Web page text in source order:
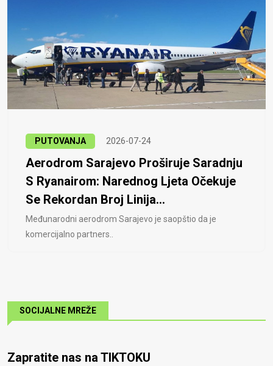
PUTOVANJA 2026-07-24
Aerodrom Sarajevo Proširuje Saradnju
S Ryanairom: Narednog Ljeta Očekuje
Se Rekordan Broj Linija...
Međunarodni aerodrom Sarajevo je saopštio da je
komercijalno partners..
SOCIJALNE MREŽE
Zapratite nas na TIKTOKU